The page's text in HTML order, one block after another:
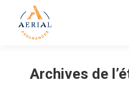
Archives de